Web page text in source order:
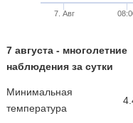
7. Авг
7 августа - многолетние
наблюдения за сутки
Минимальная
температура